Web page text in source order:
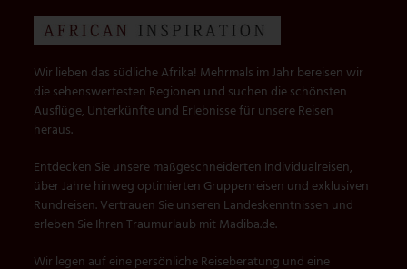
Wir lieben das südliche Afrika! Mehrmals im Jahr bereisen wir
die sehenswertesten Regionen und suchen die schönsten
Ausflüge, Unterkünfte und Erlebnisse für unsere Reisen
heraus.
Entdecken Sie unsere maßgeschneiderten Individualreisen,
über Jahre hinweg optimierten Gruppenreisen und exklusiven
Rundreisen. Vertrauen Sie unseren Landeskenntnissen und
erleben Sie Ihren Traumurlaub mit Madiba.de.
Wir legen auf eine persönliche Reiseberatung und eine